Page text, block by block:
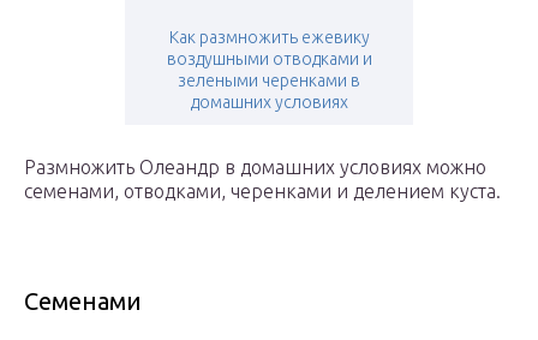
Как размножить ежевику
воздушными отводками и
зелеными черенками в
домашних условиях
Размножить Олеандр в домашних условиях можно
семенами, отводками, черенками и делением куста.
Семенами